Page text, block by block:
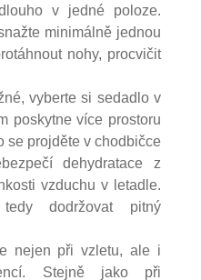
v jedné poloze.
minimálně jednou
nohy, procvičit
vyberte si sedadlo v
poskytne více prostoru
se projděte v chodbičce
dehydratace z
vzduchu v letadle.
tedy dodržovat pitný
nejen při vzletu, ale i
Stejně jako při